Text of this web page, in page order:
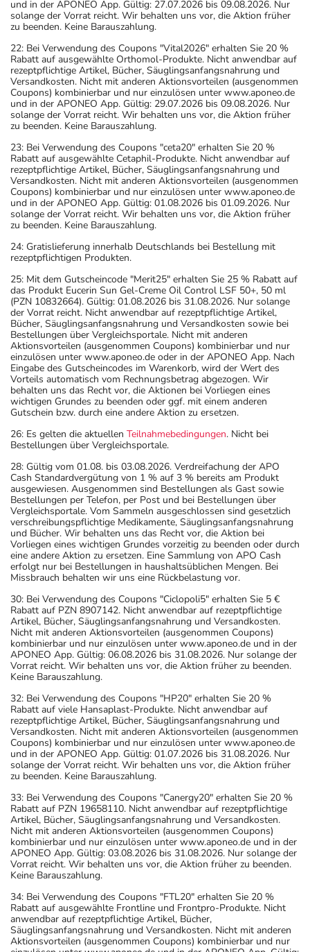
und in der APONEO App. Gültig: 27.07.2026 bis 09.08.2026. Nur
solange der Vorrat reicht. Wir behalten uns vor, die Aktion früher
zu beenden. Keine Barauszahlung.
22: Bei Verwendung des Coupons "Vital2026" erhalten Sie 20 %
Rabatt auf ausgewählte Orthomol-Produkte. Nicht anwendbar auf
rezeptpflichtige Artikel, Bücher, Säuglingsanfangsnahrung und
Versandkosten. Nicht mit anderen Aktionsvorteilen (ausgenommen
Coupons) kombinierbar und nur einzulösen unter www.aponeo.de
und in der APONEO App. Gültig: 29.07.2026 bis 09.08.2026. Nur
solange der Vorrat reicht. Wir behalten uns vor, die Aktion früher
zu beenden. Keine Barauszahlung.
23: Bei Verwendung des Coupons "ceta20" erhalten Sie 20 %
Rabatt auf ausgewählte Cetaphil-Produkte. Nicht anwendbar auf
rezeptpflichtige Artikel, Bücher, Säuglingsanfangsnahrung und
Versandkosten. Nicht mit anderen Aktionsvorteilen (ausgenommen
Coupons) kombinierbar und nur einzulösen unter www.aponeo.de
und in der APONEO App. Gültig: 01.08.2026 bis 01.09.2026. Nur
solange der Vorrat reicht. Wir behalten uns vor, die Aktion früher
zu beenden. Keine Barauszahlung.
24: Gratislieferung innerhalb Deutschlands bei Bestellung mit
rezeptpflichtigen Produkten.
25: Mit dem Gutscheincode "Merit25" erhalten Sie 25 % Rabatt auf
das Produkt Eucerin Sun Gel-Creme Oil Control LSF 50+, 50 ml
(PZN 10832664). Gültig: 01.08.2026 bis 31.08.2026. Nur solange
der Vorrat reicht. Nicht anwendbar auf rezeptpflichtige Artikel,
Bücher, Säuglingsanfangsnahrung und Versandkosten sowie bei
Bestellungen über Vergleichsportale. Nicht mit anderen
Aktionsvorteilen (ausgenommen Coupons) kombinierbar und nur
einzulösen unter www.aponeo.de oder in der APONEO App. Nach
Eingabe des Gutscheincodes im Warenkorb, wird der Wert des
Vorteils automatisch vom Rechnungsbetrag abgezogen. Wir
behalten uns das Recht vor, die Aktionen bei Vorliegen eines
wichtigen Grundes zu beenden oder ggf. mit einem anderen
Gutschein bzw. durch eine andere Aktion zu ersetzen.
26: Es gelten die aktuellen Teilnahmebedingungen. Nicht bei
Bestellungen über Vergleichsportale.
28: Gültig vom 01.08. bis 03.08.2026. Verdreifachung der APO
Cash Standardvergütung von 1 % auf 3 % bereits am Produkt
ausgewiesen. Ausgenommen sind Bestellungen als Gast sowie
Bestellungen per Telefon, per Post und bei Bestellungen über
Vergleichsportale. Vom Sammeln ausgeschlossen sind gesetzlich
verschreibungspflichtige Medikamente, Säuglingsanfangsnahrung
und Bücher. Wir behalten uns das Recht vor, die Aktion bei
Vorliegen eines wichtigen Grundes vorzeitig zu beenden oder durch
eine andere Aktion zu ersetzen. Eine Sammlung von APO Cash
erfolgt nur bei Bestellungen in haushaltsüblichen Mengen. Bei
Missbrauch behalten wir uns eine Rückbelastung vor.
30: Bei Verwendung des Coupons "Ciclopoli5" erhalten Sie 5 €
Rabatt auf PZN 8907142. Nicht anwendbar auf rezeptpflichtige
Artikel, Bücher, Säuglingsanfangsnahrung und Versandkosten.
Nicht mit anderen Aktionsvorteilen (ausgenommen Coupons)
kombinierbar und nur einzulösen unter www.aponeo.de und in der
APONEO App. Gültig: 06.08.2026 bis 31.08.2026. Nur solange der
Vorrat reicht. Wir behalten uns vor, die Aktion früher zu beenden.
Keine Barauszahlung.
32: Bei Verwendung des Coupons "HP20" erhalten Sie 20 %
Rabatt auf viele Hansaplast-Produkte. Nicht anwendbar auf
rezeptpflichtige Artikel, Bücher, Säuglingsanfangsnahrung und
Versandkosten. Nicht mit anderen Aktionsvorteilen (ausgenommen
Coupons) kombinierbar und nur einzulösen unter www.aponeo.de
und in der APONEO App. Gültig: 01.07.2026 bis 31.08.2026. Nur
solange der Vorrat reicht. Wir behalten uns vor, die Aktion früher
zu beenden. Keine Barauszahlung.
33: Bei Verwendung des Coupons "Canergy20" erhalten Sie 20 %
Rabatt auf PZN 19658110. Nicht anwendbar auf rezeptpflichtige
Artikel, Bücher, Säuglingsanfangsnahrung und Versandkosten.
Nicht mit anderen Aktionsvorteilen (ausgenommen Coupons)
kombinierbar und nur einzulösen unter www.aponeo.de und in der
APONEO App. Gültig: 03.08.2026 bis 31.08.2026. Nur solange der
Vorrat reicht. Wir behalten uns vor, die Aktion früher zu beenden.
Keine Barauszahlung.
34: Bei Verwendung des Coupons "FTL20" erhalten Sie 20 %
Rabatt auf ausgewählte Frontline und Frontpro-Produkte. Nicht
anwendbar auf rezeptpflichtige Artikel, Bücher,
Säuglingsanfangsnahrung und Versandkosten. Nicht mit anderen
Aktionsvorteilen (ausgenommen Coupons) kombinierbar und nur